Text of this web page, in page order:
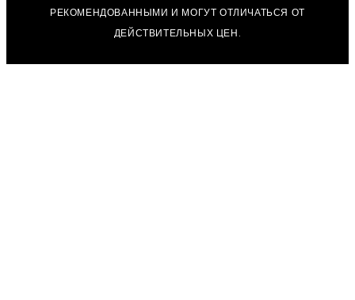
РЕКОМЕНДОВАННЫМИ И МОГУТ ОТЛИЧАТЬСЯ ОТ
ДЕЙСТВИТЕЛЬНЫХ ЦЕН.